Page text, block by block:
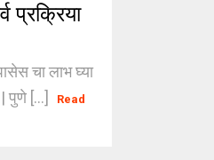
प्रक्रिया
चा लाभ घ्या
पुणे [...]
Read